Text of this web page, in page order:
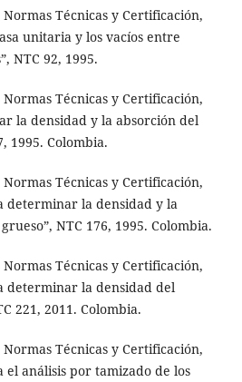
Técnicas y Certificación,
unitaria y los vacíos entre
NTC 92, 1995.
Técnicas y Certificación,
la densidad y la absorción del
1995. Colombia.
Técnicas y Certificación,
determinar la densidad y la
NTC 176, 1995. Colombia.
Técnicas y Certificación,
determinar la densidad del
221, 2011. Colombia.
Técnicas y Certificación,
el análisis por tamizado de los